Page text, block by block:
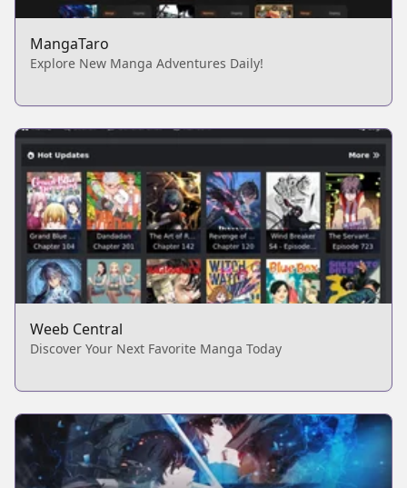
MangaTaro
Explore New Manga Adventures Daily!
Weeb Central
Discover Your Next Favorite Manga Today